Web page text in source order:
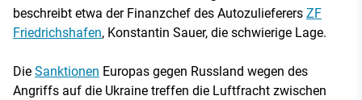
beschreibt etwa der Finanzchef des Autozulieferers ZF
Friedrichshafen, Konstantin Sauer, die schwierige Lage.
Die Sanktionen Europas gegen Russland wegen des
Angriffs auf die Ukraine treffen die Luftfracht zwischen